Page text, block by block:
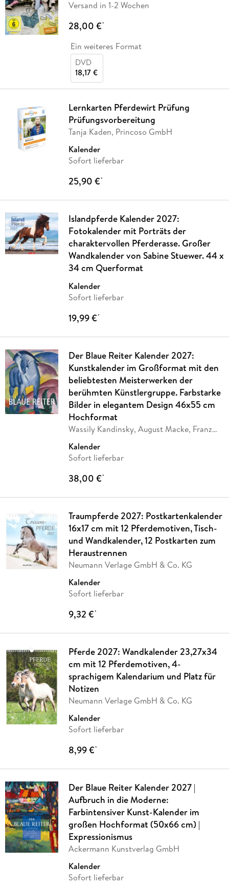
Versand in 1-2 Wochen
28,00 €*
Ein weiteres Format
DVD
18,17 €
Lernkarten Pferdewirt Prüfung
Prüfungsvorbereitung
Tanja Kaden, Princoso GmbH
Kalender
Sofort lieferbar
25,90 €*
Islandpferde Kalender 2027:
Fotokalender mit Porträts der
charaktervollen Pferderasse. Großer
Wandkalender von Sabine Stuewer. 44 x
34 cm Querformat
Kalender
Sofort lieferbar
19,99 €*
Der Blaue Reiter Kalender 2027:
Kunstkalender im Großformat mit den
beliebtesten Meisterwerken der
berühmten Künstlergruppe. Farbstarke
Bilder in elegantem Design 46x55 cm
Hochformat
Wassily Kandinsky, August Macke, Franz
Marc,
…
Kalender
Sofort lieferbar
38,00 €*
Traumpferde 2027: Postkartenkalender
16x17 cm mit 12 Pferdemotiven, Tisch-
und Wandkalender, 12 Postkarten zum
Heraustrennen
Neumann Verlage GmbH & Co. KG
Kalender
Sofort lieferbar
9,32 €*
Pferde 2027: Wandkalender 23,27x34
cm mit 12 Pferdemotiven, 4-
sprachigem Kalendarium und Platz für
Notizen
Neumann Verlage GmbH & Co. KG
Kalender
Sofort lieferbar
8,99 €*
Der Blaue Reiter Kalender 2027 |
Aufbruch in die Moderne:
Farbintensiver Kunst-Kalender im
großen Hochformat (50x66 cm) |
Expressionismus
Ackermann Kunstverlag GmbH
Kalender
Sofort lieferbar